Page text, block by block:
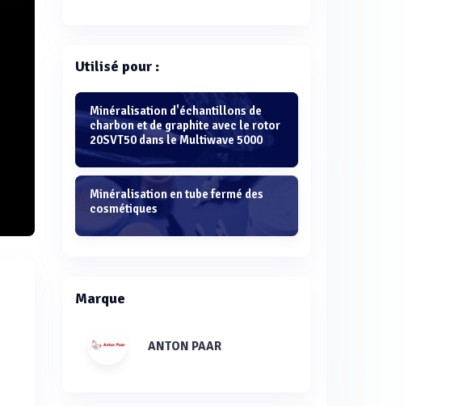
Utilisé pour :
Minéralisation d'échantillons de
charbon et de graphite avec le rotor
20SVT50 dans le Multiwave 5000
Minéralisation en tube fermé des
cosmétiques
Marque
ANTON PAAR